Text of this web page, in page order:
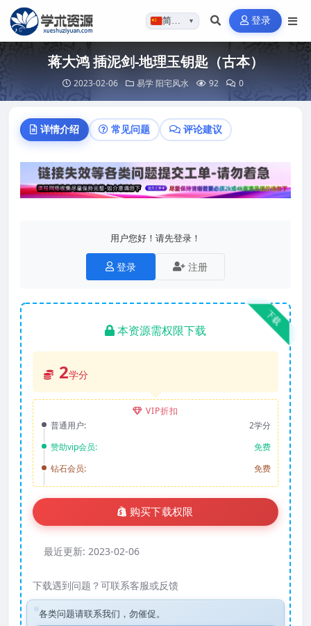
简体…▼ 登录
蒋大鸿 插泥剑-地理玉钥匙（古本）
2023-02-06 易学 阳宅风水 92 0
详情介绍 常见问题 评论建议
用户您好！请先登录！
登录 注册
下载
本资源需权限下载
2学分
VIP折扣
普通用户:
2学分
赞助vip会员:
免费
钻石会员:
免费
购买下载权限
最近更新: 2023-02-06
下载遇到问题？可联系客服或反馈
各类问题请联系我们，勿催促。